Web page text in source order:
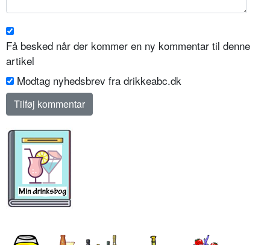
Få besked når der kommer en ny kommentar til denne
artikel
Modtag nyhedsbrev fra drikkeabc.dk